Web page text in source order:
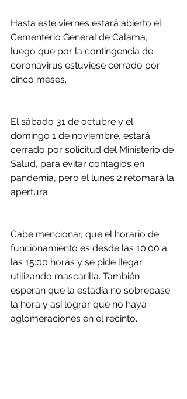
Hasta este viernes estará abierto el
Cementerio General de Calama,
luego que por la contingencia de
coronavirus estuviese cerrado por
cinco meses.
El sábado 31 de octubre y el
domingo 1 de noviembre, estará
cerrado por solicitud del Ministerio de
Salud, para evitar contagios en
pandemia, pero el lunes 2 retomará la
apertura.
Cabe mencionar, que el horario de
funcionamiento es desde las 10:00 a
las 15:00 horas y se pide llegar
utilizando mascarilla. También
esperan que la estadía no sobrepase
la hora y así lograr que no haya
aglomeraciones en el recinto.